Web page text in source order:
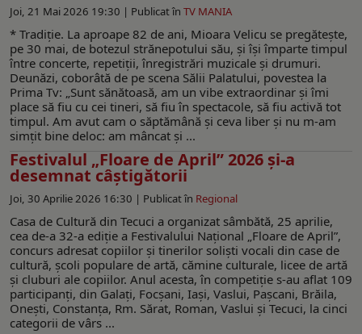
Joi, 21 Mai 2026 19:30 | Publicat în TV MANIA
* Tradiţie. La aproape 82 de ani, Mioara Velicu se pregăteşte,
pe 30 mai, de botezul strănepotului său, şi îşi împarte timpul
între concerte, repetiţii, înregistrări muzicale şi drumuri.
Deunăzi, coborâtă de pe scena Sălii Palatului, povestea la
Prima Tv: „Sunt sănătoasă, am un vibe extraordinar și îmi
place să fiu cu cei tineri, să fiu în spectacole, să fiu activă tot
timpul. Am avut cam o săptămână și ceva liber și nu m-am
simțit bine deloc: am mâncat și ...
Festivalul „Floare de April” 2026 și-a
desemnat câștigătorii
Joi, 30 Aprilie 2026 16:30 | Publicat în Regional
Casa de Cultură din Tecuci a organizat sâmbătă, 25 aprilie,
cea de-a 32-a ediție a Festivalului Național „Floare de April”,
concurs adresat copiilor și tinerilor soliști vocali din case de
cultură, școli populare de artă, cămine culturale, licee de artă
şi cluburi ale copiilor. Anul acesta, în competiţie s-au aflat 109
participanți, din Galați, Focșani, Iași, Vaslui, Pașcani, Brăila,
Onești, Constanța, Rm. Sărat, Roman, Vaslui și Tecuci, la cinci
categorii de vârs ...